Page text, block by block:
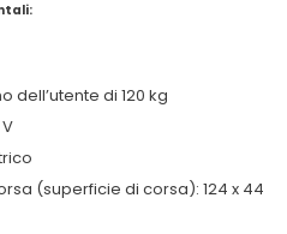
dell’utente di 120 kg
(superficie di corsa): 124 x 44